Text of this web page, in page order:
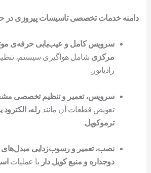
دامنه خدمات تخصصی تاسیسات پیروزی در
سرویس کامل و عیب‌یابی حرفه‌ی
مرکزی شامل هواگیری سیستم،
رادیاتور.
سرویس، تعمیر و تنظیم تخصصی
تعویض قطعات آن مانندرله،
ترموکوپل.
نصب، تعمیر و رسوب‌زدایی مبدل‌های
دوجداره و منبع کویل دار با عملیات